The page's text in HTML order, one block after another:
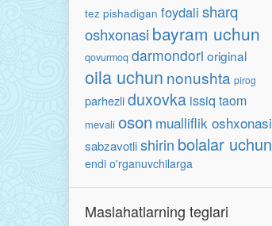
tez pishadigan foydali sharq
oshxonasi bayram uchun
qovurmoq darmondori original
oila uchun nonushta pirog
parhezliduxovka issiq taom
mevali oson mualliflik oshxonasi
sabzavotlishirin bolalar uchun
endi o'rganuvchilarga
Maslahatlarning teglari